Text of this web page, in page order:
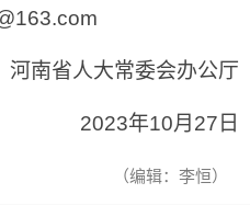
河南省人大常委会办公厅
2023年10月27日
（编辑：李恒）